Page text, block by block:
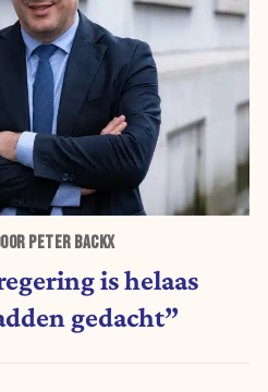
PETER BACKX
is helaas
gedacht”